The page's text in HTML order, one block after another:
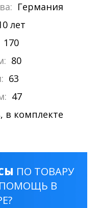
Германия
лет
170
80
63
47
в комплекте
ПО ТОВАРУ
ПОМОЩЬ В